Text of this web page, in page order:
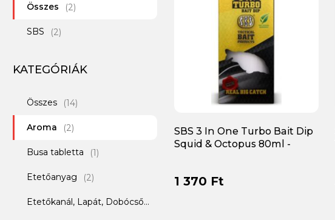
Összes (2)
SBS (2)
KATEGÓRIÁK
Összes (14)
Aroma (2)
Busa tabletta (1)
Etetőanyag (2)
Etetőkanál, Lapát, Dobócső
SBS 3 In One Turbo Bait Dip
Squid & Octopus 80ml -
1 370 Ft